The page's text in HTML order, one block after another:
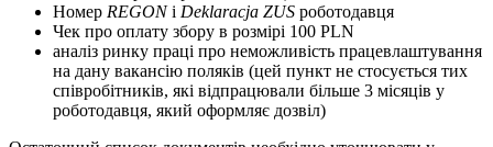
Номер REGONі Deklaracja ZUS роботодавця
Чек про оплату збору в розмірі 100 PLN
аналіз ринку праці про неможливість працевлаштування
на дану вакансію поляків (цей пункт не стосується тих
співробітників, які відпрацювали більше 3 місяців у
роботодавця, який оформляє дозвіл)